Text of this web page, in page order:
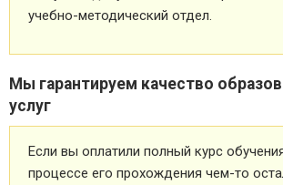
учебно-методический отдел.
Мы гарантируем качество
услуг
Если вы оплатили полный курс
процессе его прохождения чем-то